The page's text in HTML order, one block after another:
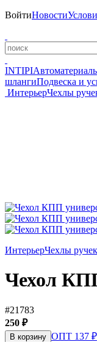
ВойтиНовости
INTIPI
шлангиПодвеска и
ИнтерьерЧехлы
ИнтерьерЧехлы
Чехол
#21783
250 ₽
В корзину ОПТ 137 ₽